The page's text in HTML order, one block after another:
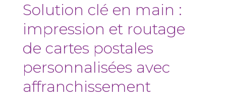
Solution clé en main :
impression et routage
de cartes postales
personnalisées avec
affranchissement